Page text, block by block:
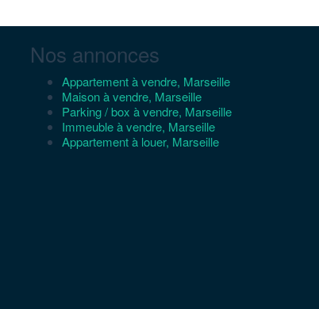
Nos annonces
Appartement à vendre, Marseille
Maison à vendre, Marseille
Parking / box à vendre, Marseille
Immeuble à vendre, Marseille
Appartement à louer, Marseille